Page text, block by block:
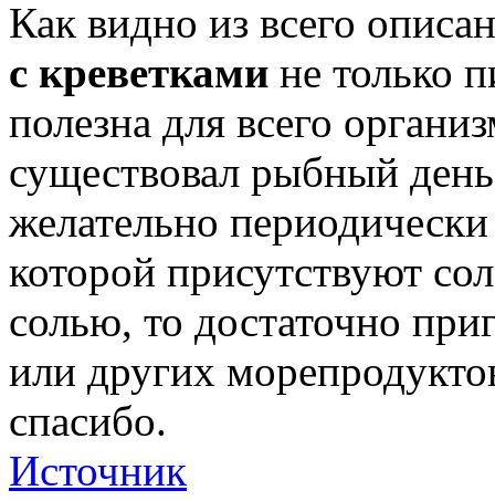
Как видно из всего
с креветками не только
полезна для всего
существовал рыбный
желательно
которой присутствуют
солью, то достаточно
или других
спасибо.
Источник